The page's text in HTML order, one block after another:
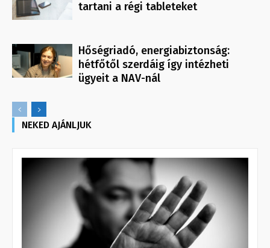
tartani a régi tableteket
Hőségriadó, energiabiztonság:
hétfőtől szerdáig így intézheti
ügyeit a NAV-nál
NEKED AJÁNLJUK